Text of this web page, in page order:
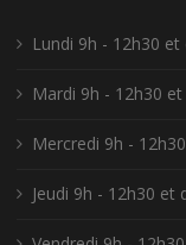
Lundi 9h - 12h30
Mardi 9h - 12h30
Mercredi 9h -
Jeudi 9h - 12h30 et